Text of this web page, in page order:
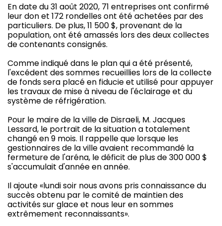
En date du 31 août 2020, 71 entreprises ont confirmé
leur don et 172 rondelles ont été achetées par des
particuliers. De plus, 11 500 $, provenant de la
population, ont été amassés lors des deux collectes
de contenants consignés.
Comme indiqué dans le plan qui a été présenté,
l'excédent des sommes recueillies lors de la collecte
de fonds sera placé en fiducie et utilisé pour appuyer
les travaux de mise à niveau de l'éclairage et du
système de réfrigération.
Pour le maire de la ville de Disraeli, M. Jacques
Lessard, le portrait de la situation a totalement
changé en 9 mois. Il rappelle que lorsque les
gestionnaires de la ville avaient recommandé la
fermeture de l'aréna, le déficit de plus de 300 000 $
s'accumulait d'année en année.
Il ajoute «lundi soir nous avons pris connaissance du
succès obtenu par le comité de maintien des
activités sur glace et nous leur en sommes
extrêmement reconnaissants».